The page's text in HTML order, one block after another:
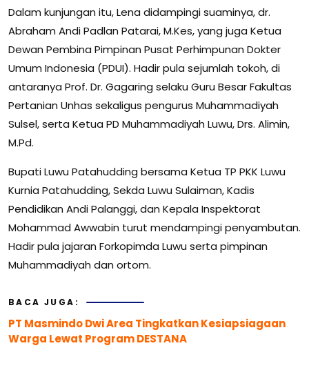
Dalam kunjungan itu, Lena didampingi suaminya, dr.
Abraham Andi Padlan Patarai, M.Kes, yang juga Ketua
Dewan Pembina Pimpinan Pusat Perhimpunan Dokter
Umum Indonesia (PDUI). Hadir pula sejumlah tokoh, di
antaranya Prof. Dr. Gagaring selaku Guru Besar Fakultas
Pertanian Unhas sekaligus pengurus Muhammadiyah
Sulsel, serta Ketua PD Muhammadiyah Luwu, Drs. Alimin,
M.Pd.
Bupati Luwu Patahudding bersama Ketua TP PKK Luwu
Kurnia Patahudding, Sekda Luwu Sulaiman, Kadis
Pendidikan Andi Palanggi, dan Kepala Inspektorat
Mohammad Awwabin turut mendampingi penyambutan.
Hadir pula jajaran Forkopimda Luwu serta pimpinan
Muhammadiyah dan ortom.
BACA JUGA:
PT Masmindo Dwi Area Tingkatkan Kesiapsiagaan
Warga Lewat Program DESTANA